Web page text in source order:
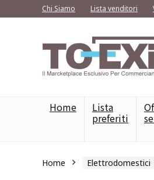
Chi Siamo Lista venditori
Home Lista
preferiti
Home Elettrodomestici